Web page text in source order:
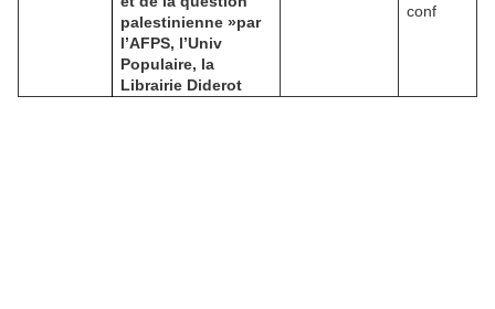
palestinienne »par
l’AFPS, l’Univ
Populaire, la
Librairie Diderot
conf